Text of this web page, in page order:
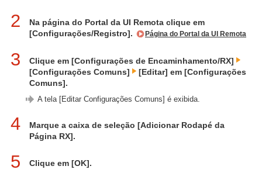
2
Na página do Portal da UI Remota clique em
[Configurações/Registro].
Página do Portal da UI Remota
3
Clique em [Configurações de Encaminhamento/RX]
[Configurações Comuns]
[Editar] em [Configurações
Comuns].
A tela [Editar Configurações Comuns] é exibida.
4
Marque a caixa de seleção [Adicionar Rodapé da
Página RX].
5 Clique em [OK].